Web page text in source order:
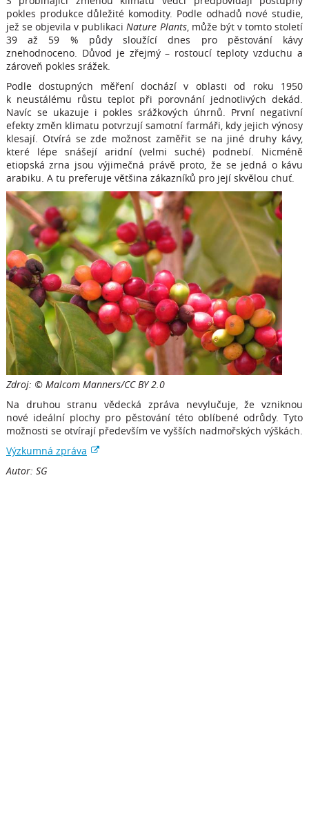
pokles produkce důležité komodity. Podle odhadů nové studie,
jež se objevila v publikaciNature Plants, může být v tomto století
39 až 59 % půdy sloužící dnes pro pěstování kávy
znehodnoceno. Důvod je zřejmý – rostoucí teploty vzduchu a
zároveň pokles srážek.
Podle dostupných měření dochází v oblasti od roku 1950
k neustálému růstu teplot při porovnání jednotlivých dekád.
Navíc se ukazuje i pokles srážkových úhrnů. První negativní
efekty změn klimatu potvrzují samotní farmáři, kdy jejich výnosy
klesají. Otvírá se zde možnost zaměřit se na jiné druhy kávy,
které lépe snášejí aridní (velmi suché) podnebí. Nicméně
etiopská zrna jsou výjimečná právě proto, že se jedná o kávu
arabiku. A tu preferuje většina zákazníků pro její skvělou chuť.
Zdroj: © Malcom Manners/CC BY 2.0
Na druhou stranu vědecká zpráva nevylučuje, že vzniknou
nové ideální plochy pro pěstování této oblíbené odrůdy. Tyto
možnosti se otvírají především ve vyšších nadmořských výškách.
Výzkumná zpráva
Autor: SG